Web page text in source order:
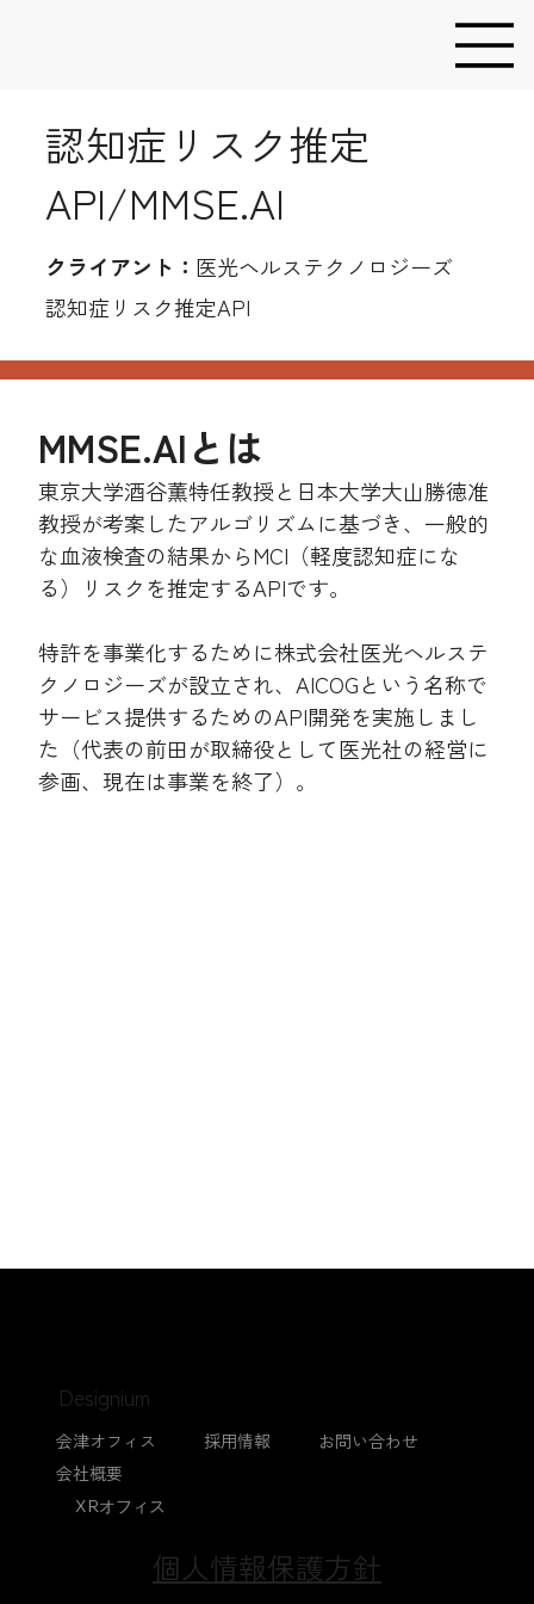
認知症リスク推定
API/MMSE.AI
認知症リスク推定API
​クライアント： 医光ヘルステクノロジーズ
MMSE.AIとは
東京大学酒谷薫特任教授と日本大学大山勝徳准
教授が考案したアルゴリズムに基づき、一般的
な血液検査の結果からMCI（軽度認知症にな
る）リスクを推定するAPIです。
特許を事業化するために株式会社医光ヘルステ
クノロジーズが設立され、AICOGという名称で
サービス提供するためのAPI開発を実施しまし
た（代表の前田が取締役として医光社の経営に
参画、現在は事業を終了）。
Designium
会津オフィス 採用情報
お問い合わせ
会社概要
XRオフィス
個人情報保護方針